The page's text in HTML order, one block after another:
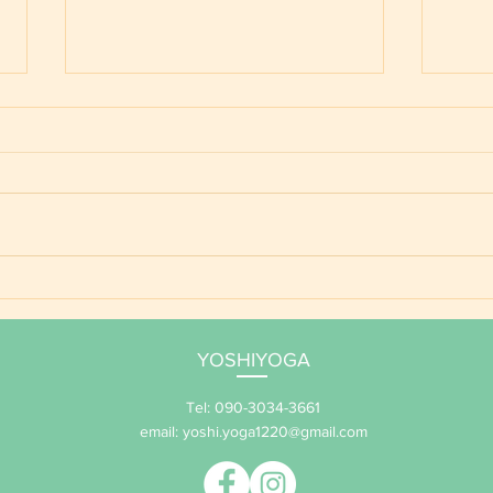
サポート 2026
YOSHIYOGA
Tel: 090-3034-3661
email: yoshi.yoga1220@gmail.com